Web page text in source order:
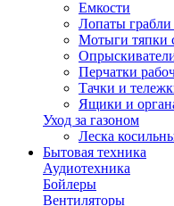
Емкости
Лопаты
Мотыги тяпки
Перчатки
Тачки и
Ящики и
Уход за газоном
Леска
Бытовая техника
Аудиотехника
Бойлеры
Вентиляторы